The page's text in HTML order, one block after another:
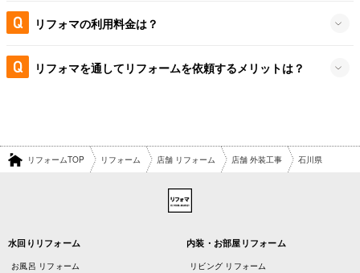
リフォマの利用料金は？
リフォマを通してリフォームを依頼するメリットは？
リフォームTOP リフォーム 店舗 リフォーム 店舗 外装工事 石川県
水回りリフォーム
お風呂 リフォーム
内装・お部屋リフォーム
リビング リフォーム